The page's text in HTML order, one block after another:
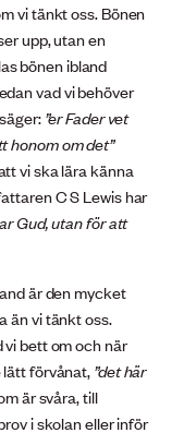
vi tänkt oss. Bönen
upp, utan en
bönen ibland
vad vi behöver
”er Fader vet
honom om det”
vi ska lära känna
C S Lewis har
Gud, utan för att
är den mycket
än vi tänkt oss.
vi bett om och när
lätt förvånat,”det här
är svåra, till
i skolan eller inför